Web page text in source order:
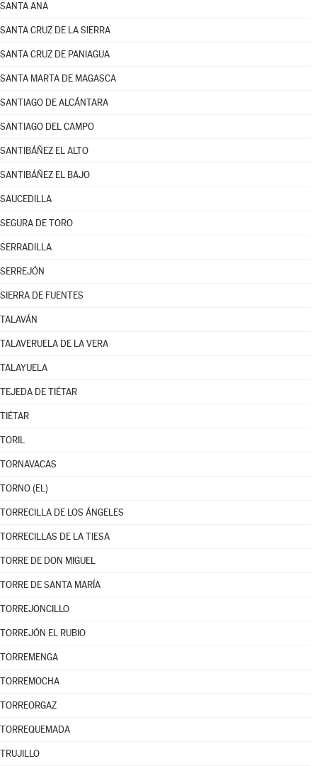
SANTA ANA
SANTA CRUZ DE LA SIERRA
SANTA CRUZ DE PANIAGUA
SANTA MARTA DE MAGASCA
SANTIAGO DE ALCÁNTARA
SANTIAGO DEL CAMPO
SANTIBÁÑEZ EL ALTO
SANTIBÁÑEZ EL BAJO
SAUCEDILLA
SEGURA DE TORO
SERRADILLA
SERREJÓN
SIERRA DE FUENTES
TALAVÁN
TALAVERUELA DE LA VERA
TALAYUELA
TEJEDA DE TIÉTAR
TIÉTAR
TORIL
TORNAVACAS
TORNO (EL)
TORRECILLA DE LOS ÁNGELES
TORRECILLAS DE LA TIESA
TORRE DE DON MIGUEL
TORRE DE SANTA MARÍA
TORREJONCILLO
TORREJÓN EL RUBIO
TORREMENGA
TORREMOCHA
TORREORGAZ
TORREQUEMADA
TRUJILLO